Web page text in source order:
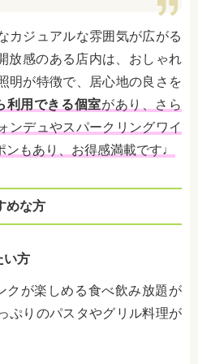
カジュアルな雰囲気が広がる
放感のある店内は、おしゃれ
明が特徴で、居心地の良さを
利用できる個室があり、さら
ンデュやスパークリングワイ
ンもあり、お得感満載です♩
めな方
い方
クが楽しめる食べ飲み放題が
ぷりのパスタやグリル料理が